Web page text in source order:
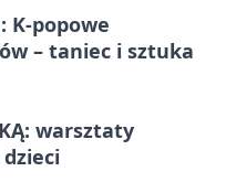
K-popowe
– taniec i sztuka
warsztaty